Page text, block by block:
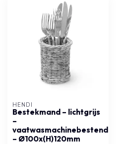
HENDI
Bestekmand – lichtgrijs
–
vaatwasmachinebestendig
– Ø100x(H)120mm